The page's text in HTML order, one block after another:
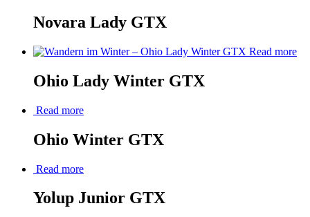
Novara Lady GTX
Read more
Ohio Lady Winter GTX
Read more
Ohio Winter GTX
Read more
Yolup Junior GTX